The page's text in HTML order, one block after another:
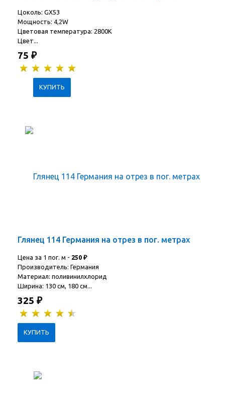
Цоколь: GX53
Мощность: 4,2W
Цветовая температура: 2800K
Цвет...
75 ₽
Глянец 114 Германия на отрез в пог. метрах
Цена за 1 пог. м - 250 ₽
Производитель: Германия
Материал: поливинилхлорид
Ширина: 130 см, 180 см...
325 ₽